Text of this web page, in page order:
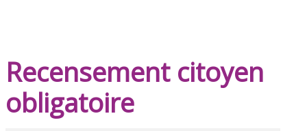
Recensement citoyen
obligatoire